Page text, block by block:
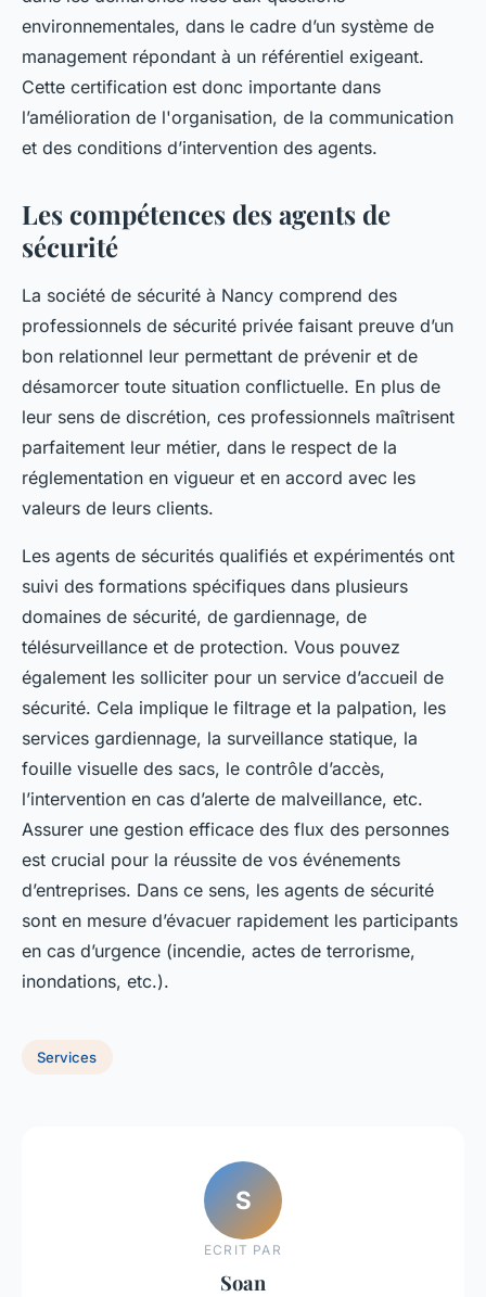
environnementales, dans le cadre d’un système de
management répondant à un référentiel exigeant.
Cette certification est donc importante dans
l’amélioration de l'organisation, de la communication
et des conditions d’intervention des agents.
Les compétences des agents de
sécurité
La société de sécurité à Nancy comprend des
professionnels de sécurité privée faisant preuve d’un
bon relationnel leur permettant de prévenir et de
désamorcer toute situation conflictuelle. En plus de
leur sens de discrétion, ces professionnels maîtrisent
parfaitement leur métier, dans le respect de la
réglementation en vigueur et en accord avec les
valeurs de leurs clients.
Les agents de sécurités qualifiés et expérimentés ont
suivi des formations spécifiques dans plusieurs
domaines de sécurité, de gardiennage, de
télésurveillance et de protection. Vous pouvez
également les solliciter pour un service d’accueil de
sécurité. Cela implique le filtrage et la palpation, les
services gardiennage, la surveillance statique, la
fouille visuelle des sacs, le contrôle d’accès,
l’intervention en cas d’alerte de malveillance, etc.
Assurer une gestion efficace des flux des personnes
est crucial pour la réussite de vos événements
d’entreprises. Dans ce sens, les agents de sécurité
sont en mesure d’évacuer rapidement les participants
en cas d’urgence (incendie, actes de terrorisme,
inondations, etc.).
Services
S
ECRIT PAR
Soan